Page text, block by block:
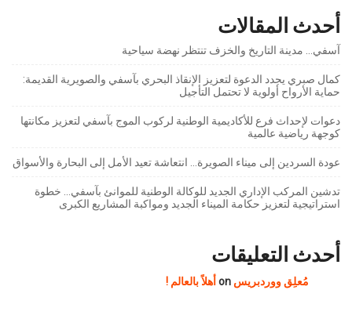
أحدث المقالات
آسفي… مدينة التاريخ والخزف تنتظر نهضة سياحية
كمال صبري يجدد الدعوة لتعزيز الإنقاذ البحري بآسفي والصويرية القديمة:
حماية الأرواح أولوية لا تحتمل التأجيل
دعوات لإحداث فرع للأكاديمية الوطنية لركوب الموج بآسفي لتعزيز مكانتها
كوجهة رياضية عالمية
عودة السردين إلى ميناء الصويرة… انتعاشة تعيد الأمل إلى البحارة والأسواق
تدشين المركب الإداري الجديد للوكالة الوطنية للموانئ بآسفي… خطوة
استراتيجية لتعزيز حكامة الميناء الجديد ومواكبة المشاريع الكبرى
أحدث التعليقات
مُعلِق ووردبريس أهلاً بالعالم !